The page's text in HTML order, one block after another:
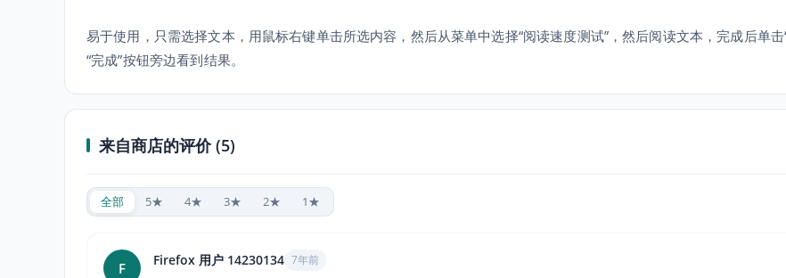
易于使用，只需选择文本，用鼠标右键单击所选内容，然后从菜单中选择“阅读速度测试”，然后阅读文本，完成后单击
“完成”按钮旁边看到结果。
来自商店的评价 (5)
全部 5★ 4★ 3★ 2★ 1★
F Firefox 用户 14230134 7年前